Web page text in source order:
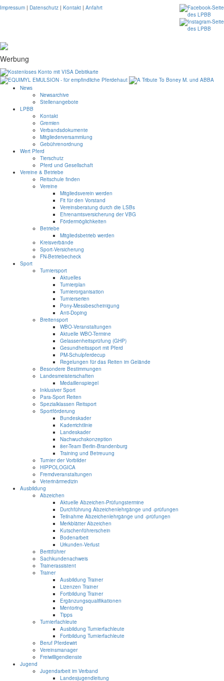
Impressum | Datenschutz | Kontakt | Anfahrt
Werbung
News
Newsarchive
Stellenangebote
LPBB
Kontakt
Gremien
Verbandsdokumente
Mitgliederversammlung
Gebührenordnung
Wert Pferd
Tierschutz
Pferd und Gesellschaft
Vereine & Betriebe
Reitschule finden
Vereine
Mitgliedsverein werden
Fit für den Vorstand
Vereinsberatung durch die LSBs
Ehrenamtsversicherung der VBG
Fördermöglichkeiten
Betriebe
Mitgliedsbetrieb werden
Kreisverbände
Sport-Versicherung
FN-Betriebecheck
Sport
Turniersport
Aktuelles
Turnierplan
Turnierorganisation
Turnierserien
Pony-Messbescheinigung
Anti-Doping
Breitensport
WBO-Veranstaltungen
Aktuelle WBO-Termine
Gelassenheitsprüfung (GHP)
Gesundheitssport mit Pferd
PM-Schulpferdecup
Regelungen für das Reiten im Gelände
Besondere Bestimmungen
Landesmeisterschaften
Medaillenspiegel
Inklusiver Sport
Para-Sport Reiten
Spezialklassen Reitsport
Sportförderung
Bundeskader
Kaderrichtlinie
Landeskader
Nachwuchskonzeption
8er-Team Berlin-Brandenburg
Training und Betreuung
Turnier der Vorbilder
HIPPOLOGICA
Fremdveranstaltungen
Veterinärmedizin
Ausbildung
Abzeichen
Aktuelle Abzeichen-Prüfungstermine
Durchführung Abzeichenlehrgänge und -prüfungen
Teilnahme Abzeichenlehrgänge und -prüfungen
Merkblätter Abzeichen
Kutschenführerschein
Bodenarbeit
Urkunden-Verlust
Berittführer
Sachkundenachweis
Trainerassistent
Trainer
Ausbildung Trainer
Lizenzen Trainer
Fortbildung Trainer
Ergänzungsqualifikationen
Mentoring
Tipps
Turnierfachleute
Ausbildung Turnierfachleute
Fortbildung Turnierfachleute
Beruf Pferdewirt
Vereinsmanager
Freiwilligendienste
Jugend
Jugendarbeit im Verband
Landesjugendleitung